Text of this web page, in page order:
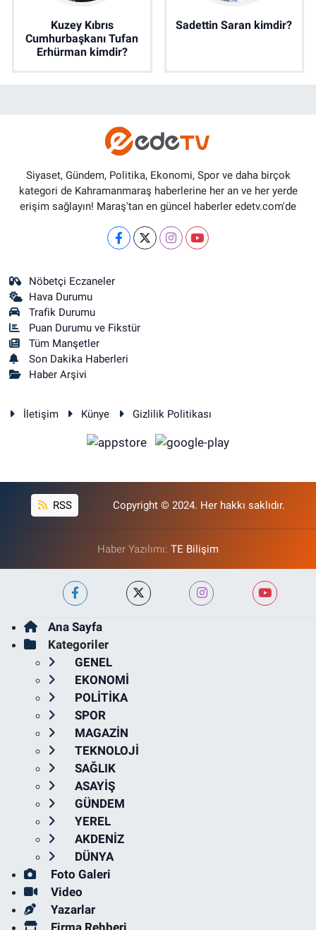
Kuzey Kıbrıs
Cumhurbaşkanı Tufan
Erhürman kimdir?
Sadettin Saran kimdir?
Siyaset, Gündem, Politika, Ekonomi, Spor ve daha birçok
kategori de Kahramanmaraş haberlerine her an ve her yerde
erişim sağlayın! Maraş'tan en güncel haberler edetv.com'de
Nöbetçi Eczaneler
Hava Durumu
Trafik Durumu
Puan Durumu ve Fikstür
Tüm Manşetler
Son Dakika Haberleri
Haber Arşivi
İletişim Künye Gizlilik Politikası
RSS Copyright © 2024. Her hakkı saklıdır.
Haber Yazılımı: TE Bilişim
Ana Sayfa
Kategoriler
GENEL
EKONOMİ
POLİTİKA
SPOR
MAGAZİN
TEKNOLOJİ
SAĞLIK
ASAYİŞ
GÜNDEM
YEREL
AKDENİZ
DÜNYA
Foto Galeri
Video
Yazarlar
Firma Rehberi